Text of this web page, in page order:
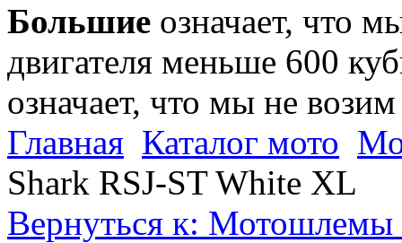
Большие означает, что
двигателя меньше 600
означает, что мы не
Главная Каталог мото
Shark RSJ-ST White XL
Вернуться к: Мотошлемы